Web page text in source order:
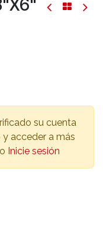
su cuenta
acceder a más
o Inicie sesión